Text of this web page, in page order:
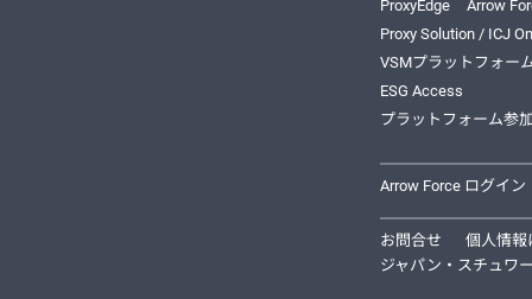
ProxyEdge
Arrow
Proxy Solution / ICJ
VSMプラットフォー
ESG Access
プラットフォーム参
Arrow Force ログイン
お問合せ
個人情報
ジャパン・スチュワ